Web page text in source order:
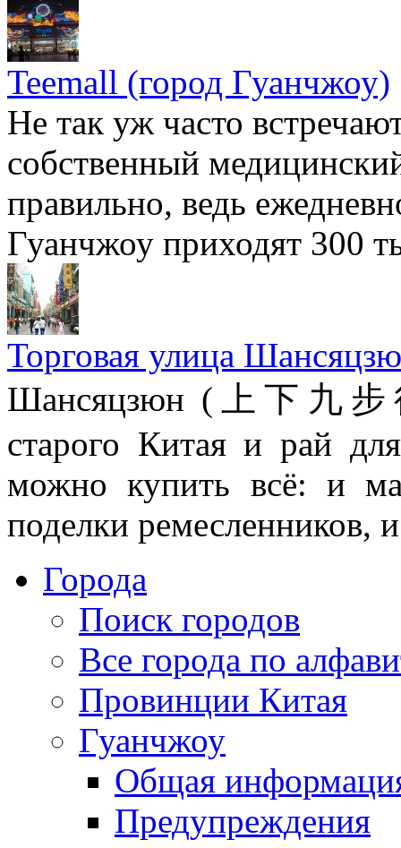
Teemall (город Гуанчжоу)
Не так уж часто
собственный
правильно, ведь
Гуанчжоу приходят 300
Торговая улица
Шансяцзюн (上下九步
старого Китая и рай
можно купить всё: и
поделки ремесленников,
Города
Поиск городов
Все города по
Провинции Китая
Гуанчжоу
Общая
Предупреждения